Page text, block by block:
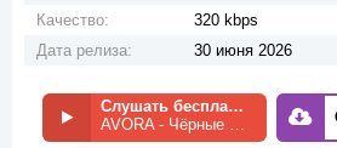
Качество:
320 kbps
Дата релиза:
30 июня 2026
Слушать бесплатно
AVORA - Чёрные вороны